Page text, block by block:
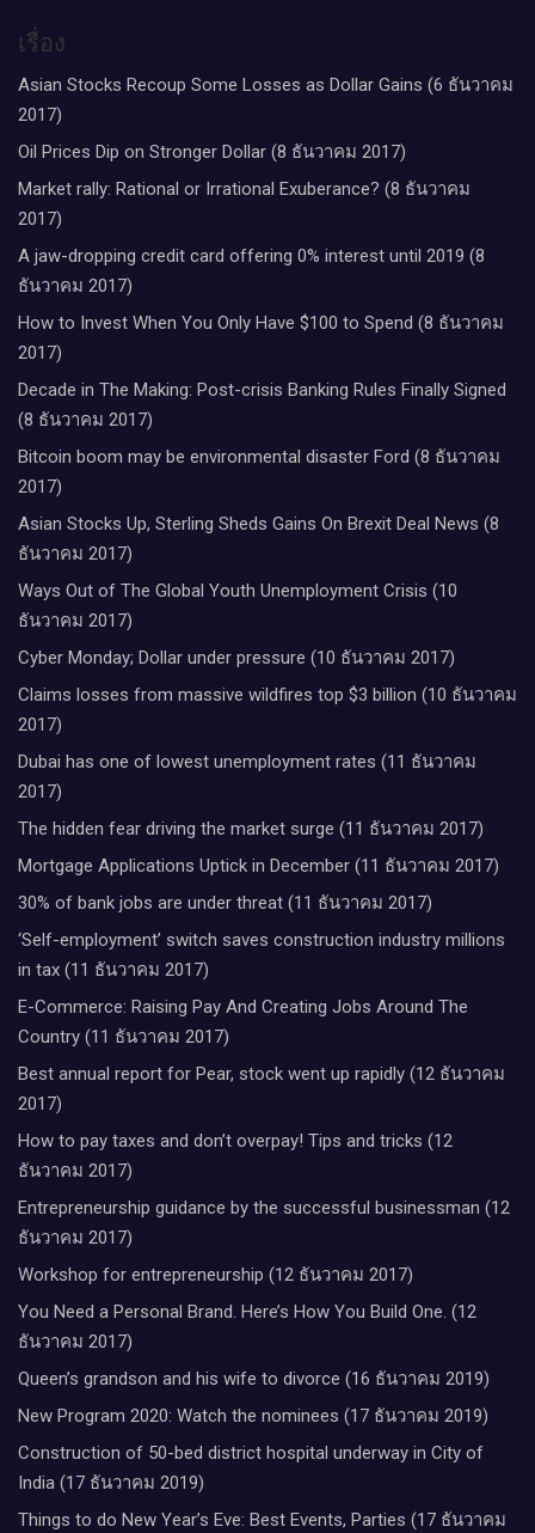
เรื่อง
Asian Stocks Recoup Some Losses as Dollar Gains (6 ธันวาคม
2017)
Oil Prices Dip on Stronger Dollar (8 ธันวาคม 2017)
Market rally: Rational or Irrational Exuberance? (8 ธันวาคม
2017)
A jaw-dropping credit card offering 0% interest until 2019 (8
ธันวาคม 2017)
How to Invest When You Only Have $100 to Spend (8 ธันวาคม
2017)
Decade in The Making: Post-crisis Banking Rules Finally Signed
(8 ธันวาคม 2017)
Bitcoin boom may be environmental disaster Ford (8 ธันวาคม
2017)
Asian Stocks Up, Sterling Sheds Gains On Brexit Deal News (8
ธันวาคม 2017)
Ways Out of The Global Youth Unemployment Crisis (10
ธันวาคม 2017)
Cyber Monday; Dollar under pressure (10 ธันวาคม 2017)
Claims losses from massive wildfires top $3 billion (10 ธันวาคม
2017)
Dubai has one of lowest unemployment rates (11 ธันวาคม
2017)
The hidden fear driving the market surge (11 ธันวาคม 2017)
Mortgage Applications Uptick in December (11 ธันวาคม 2017)
30% of bank jobs are under threat (11 ธันวาคม 2017)
‘Self-employment’ switch saves construction industry millions
in tax (11 ธันวาคม 2017)
E-Commerce: Raising Pay And Creating Jobs Around The
Country (11 ธันวาคม 2017)
Best annual report for Pear, stock went up rapidly (12 ธันวาคม
2017)
How to pay taxes and don’t overpay! Tips and tricks (12
ธันวาคม 2017)
Entrepreneurship guidance by the successful businessman (12
ธันวาคม 2017)
Workshop for entrepreneurship (12 ธันวาคม 2017)
You Need a Personal Brand. Here’s How You Build One. (12
ธันวาคม 2017)
Queen’s grandson and his wife to divorce (16 ธันวาคม 2019)
New Program 2020: Watch the nominees (17 ธันวาคม 2019)
Construction of 50-bed district hospital underway in City of
India (17 ธันวาคม 2019)
Things to do New Year’s Eve: Best Events, Parties (17 ธันวาคม